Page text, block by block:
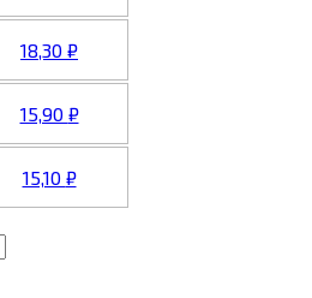
18,30 ₽
15,90 ₽
15,10 ₽